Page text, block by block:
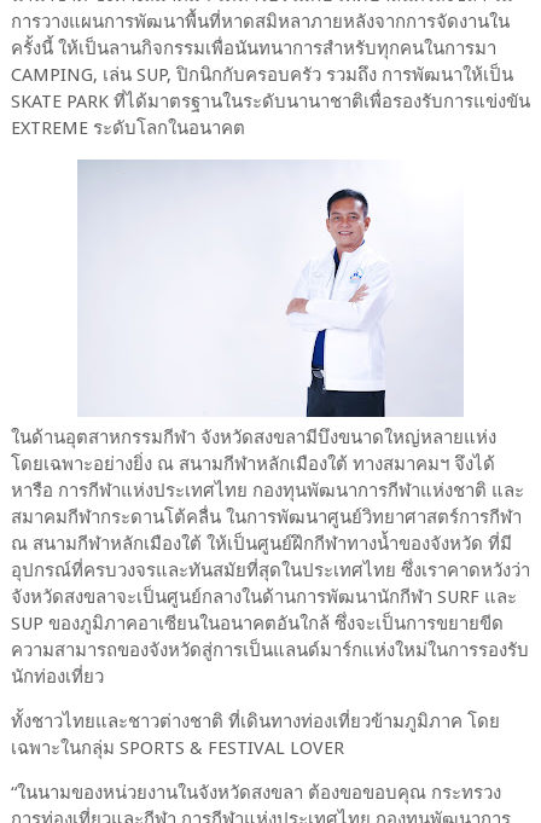
การวางแผนการพัฒนาพื้นที่หาดสมิหลาภายหลังจากการจัดงานใน
ครั้งนี้ ให้เป็นลานกิจกรรมเพื่อนันทนาการสำหรับทุกคนในการมา
CAMPING, เล่น SUP, ปิกนิกกับครอบครัว รวมถึง การพัฒนาให้เป็น
SKATE PARK ที่ได้มาตรฐานในระดับนานาชาติเพื่อรองรับการแข่งขัน
EXTREME ระดับโลกในอนาคต
ในด้านอุตสาหกรรมกีฬา จังหวัดสงขลามีบึงขนาดใหญ่หลายแห่ง
โดยเฉพาะอย่างยิ่ง ณ สนามกีฬาหลักเมืองใต้ ทางสมาคมฯ จึงได้
หารือ การกีฬาแห่งประเทศไทย กองทุนพัฒนาการกีฬาแห่งชาติ และ
สมาคมกีฬากระดานโต้คลื่น ในการพัฒนาศูนย์วิทยาศาสตร์การกีฬา
ณ สนามกีฬาหลักเมืองใต้ ให้เป็นศูนย์ฝึกกีฬาทางน้ำของจังหวัด ที่มี
อุปกรณ์ที่ครบวงจรและทันสมัยที่สุดในประเทศไทย ซึ่งเราคาดหวังว่า
จังหวัดสงขลาจะเป็นศูนย์กลางในด้านการพัฒนานักกีฬา SURF และ
SUP ของภูมิภาคอาเซียนในอนาคตอันใกล้ ซึ่งจะเป็นการขยายขีด
ความสามารถของจังหวัดสู่การเป็นแลนด์มาร์กแห่งใหม่ในการรองรับ
นักท่องเที่ยว
ทั้งชาวไทยและชาวต่างชาติ ที่เดินทางท่องเที่ยวข้ามภูมิภาค โดย
เฉพาะในกลุ่ม SPORTS & FESTIVAL LOVER
“ในนามของหน่วยงานในจังหวัดสงขลา ต้องขอขอบคุณ กระทรวง